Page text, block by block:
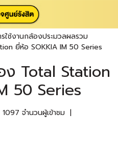
รใช้งานกล้องประมวลผลรวม
ยี่ห้อ SOKKIA IM 50 Series
ง Total Station
50 Series
1097 จำนวนผู้เข้าชม |